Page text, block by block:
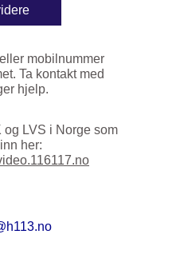
mobilnummer
Ta kontakt med
hjelp.
og LVS i Norge som
her: